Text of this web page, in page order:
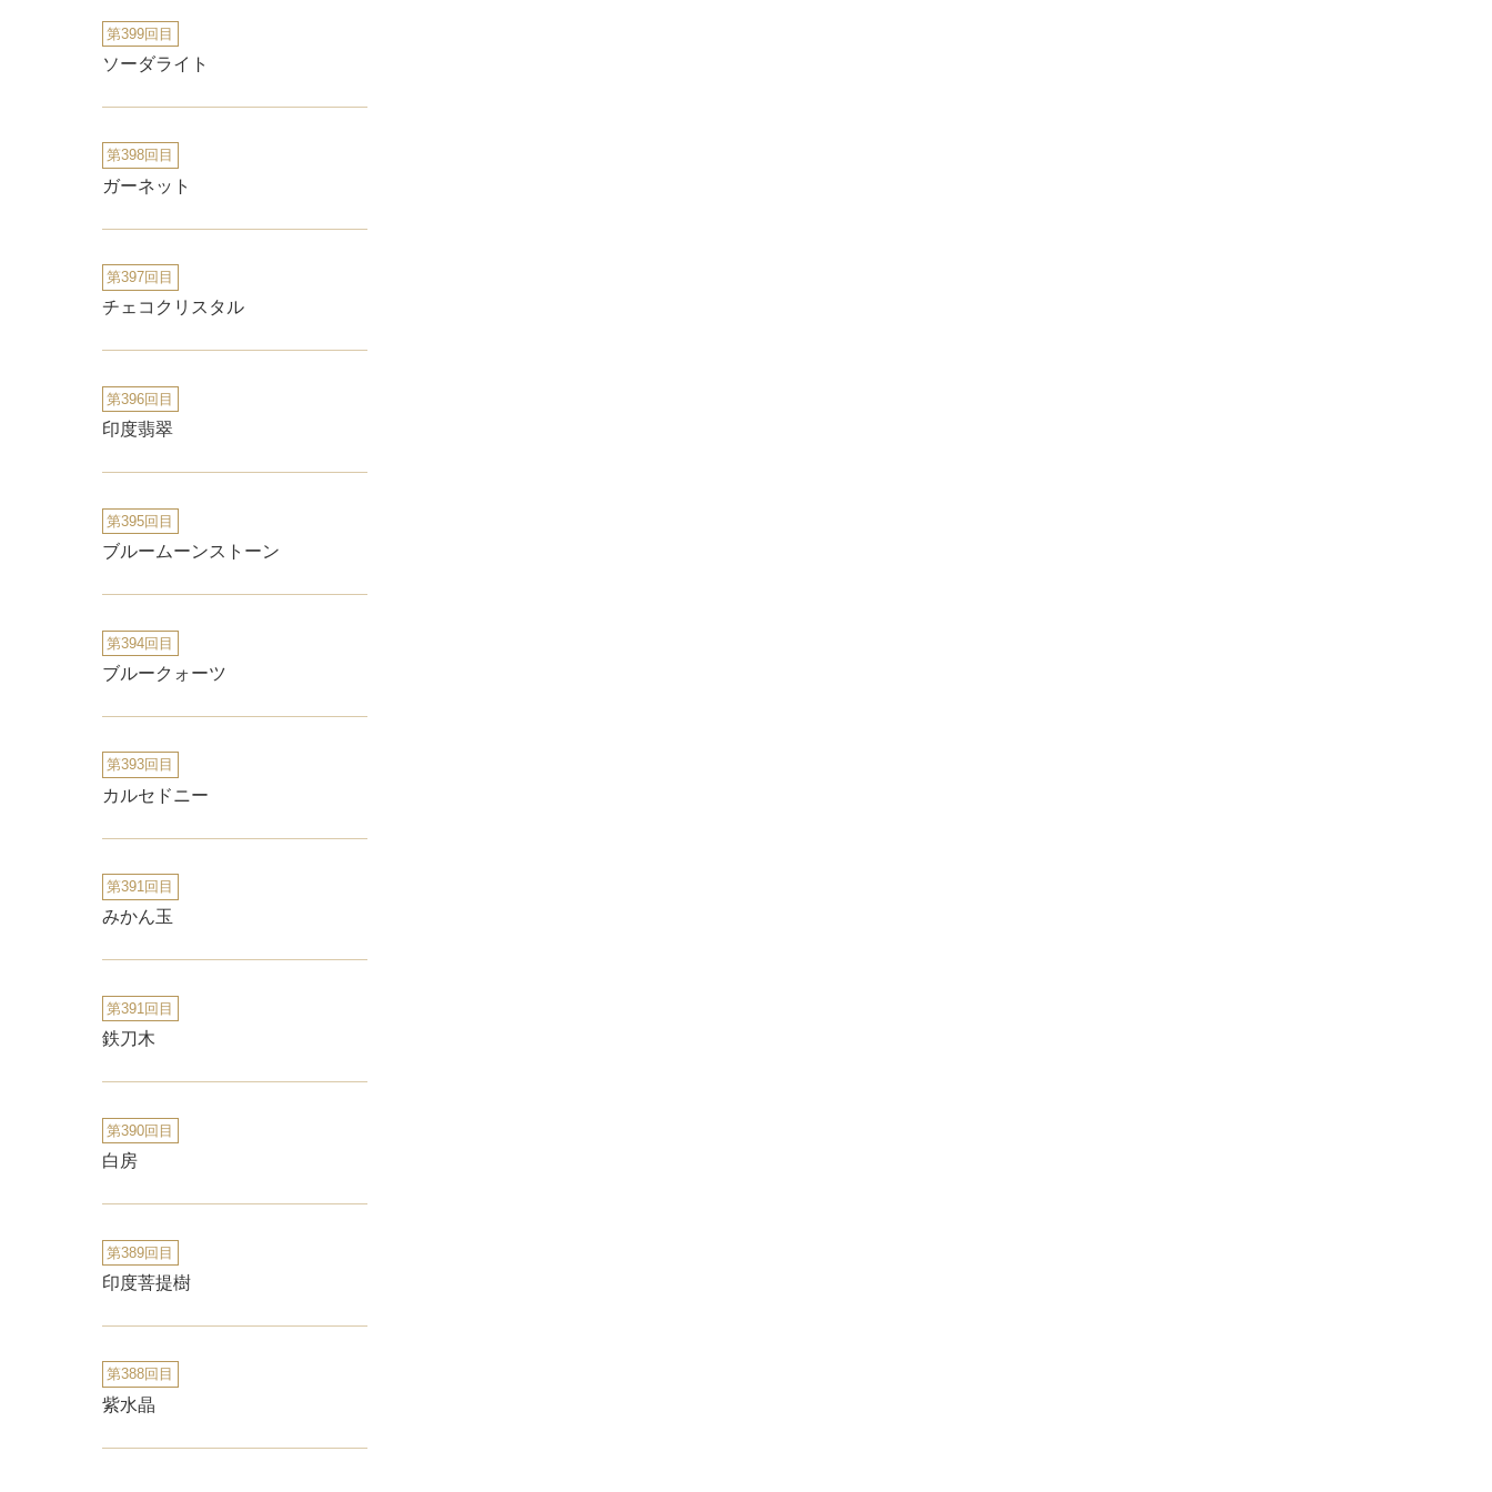
第399回目
ソーダライト
第398回目
ガーネット
第397回目
チェコクリスタル
第396回目
印度翡翠
第395回目
ブルームーンストーン
第394回目
ブルークォーツ
第393回目
カルセドニー
第391回目
みかん玉
第391回目
鉄刀木
第390回目
白房
第389回目
印度菩提樹
第388回目
紫水晶